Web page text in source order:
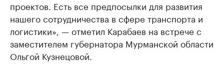
проектов. Есть все предпосылки для развития
нашего сотрудничества в сфере транспорта и
логистики», — отметил Карабаев на встрече с
заместителем губернатора Мурманской области
Ольгой Кузнецовой.